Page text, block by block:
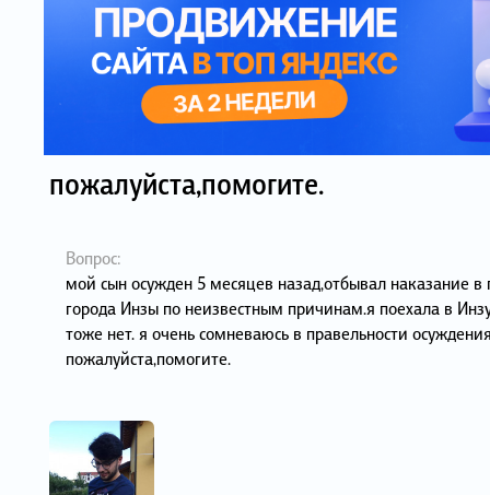
пожалуйста,помогите.
Вопрос:
мой сын осужден 5 месяцев назад,отбывал наказание
города Инзы по неизвестным причинам.я поехала в
тоже нет. я очень сомневаюсь в правельности
пожалуйста,помогите.